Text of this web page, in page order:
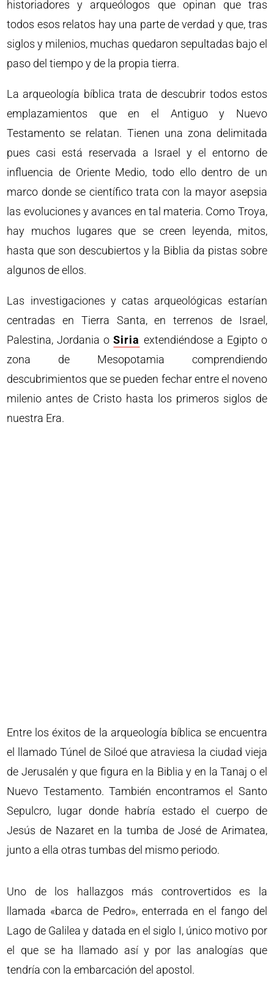
historiadores y arqueólogos que opinan que tras
todos esos relatos hay una parte de verdad y que, tras
siglos y milenios, muchas quedaron sepultadas bajo el
paso del tiempo y de la propia tierra.
La arqueología bíblica trata de descubrir todos estos
emplazamientos que en el Antiguo y Nuevo
Testamento se relatan. Tienen una zona delimitada
pues casi está reservada a Israel y el entorno de
influencia de Oriente Medio, todo ello dentro de un
marco donde se científico trata con la mayor asepsia
las evoluciones y avances en tal materia. Como Troya,
hay muchos lugares que se creen leyenda, mitos,
hasta que son descubiertos y la Biblia da pistas sobre
algunos de ellos.
Las investigaciones y catas arqueológicas estarían
centradas en Tierra Santa, en terrenos de Israel,
Palestina, Jordania oSiria extendiéndose a Egipto o
zona de Mesopotamia comprendiendo
descubrimientos que se pueden fechar entre el noveno
milenio antes de Cristo hasta los primeros siglos de
nuestra Era.
Entre los éxitos de la arqueología bíblica se encuentra
el llamado Túnel de Siloé que atraviesa la ciudad vieja
de Jerusalén y que figura en la Biblia y en la Tanaj o el
Nuevo Testamento. También encontramos el Santo
Sepulcro, lugar donde habría estado el cuerpo de
Jesús de Nazaret en la tumba de José de Arimatea,
junto a ella otras tumbas del mismo periodo.
Uno de los hallazgos más controvertidos es la
llamada «barca de Pedro», enterrada en el fango del
Lago de Galilea y datada en el siglo I, único motivo por
el que se ha llamado así y por las analogías que
tendría con la embarcación del apostol.